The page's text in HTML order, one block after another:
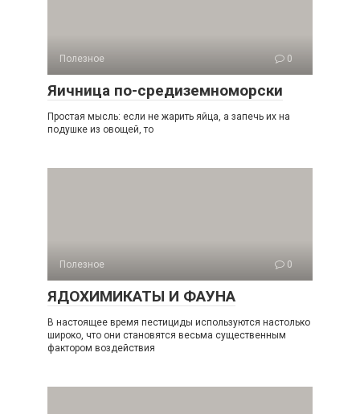
Полезное 0
Яичница по-средиземноморски
Простая мысль: если не жарить яйца, а запечь их на
подушке из овощей, то
Полезное 0
ЯДОХИМИКАТЫ И ФАУНА
В настоящее время пестициды используются настолько
широко, что они становятся весьма существенным
фактором воздействия